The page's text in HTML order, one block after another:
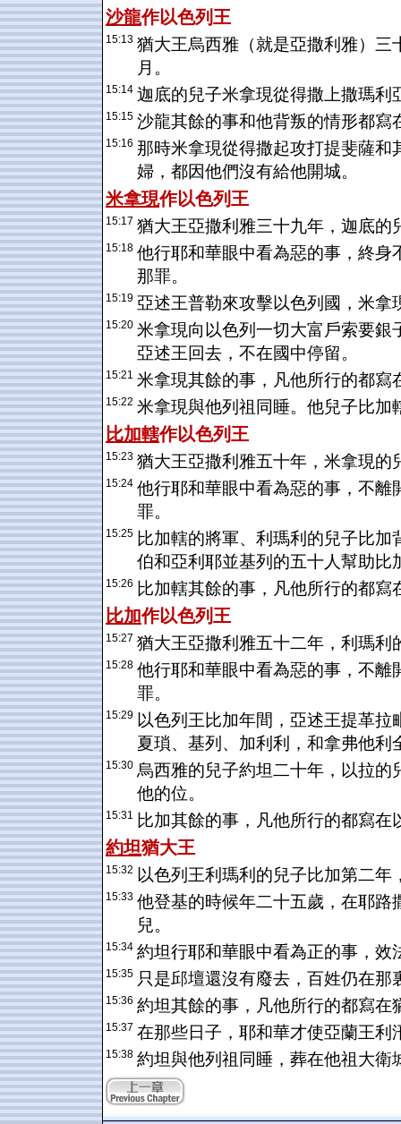
沙龍作以色列 王
15:13 猶大王烏西雅（就是亞撒利雅）
月。
15:14 迦底的兒子米拿現從得撒上撒瑪
15:15 沙龍其餘的事和他背叛的情形都寫
15:16 那時米拿現從得撒起攻打提斐薩
婦，都因他們沒有給他開城。
米拿現作以色列 王
15:17 猶大王亞撒利雅三十九年，迦底
15:18 他行耶和華眼中看為惡的事，終
那罪。
15:19 亞述王普勒來攻擊以色列國，米
15:20 米拿現向以色列一切大富戶索要
亞述王回去，不在國中停留。
15:21 米拿現其餘的事，凡他所行的都寫
15:22 米拿現與他列祖同睡。他兒子比加
比加轄作以色列 王
15:23 猶大王亞撒利雅五十年，米拿現
15:24 他行耶和華眼中看為惡的事，不
罪。
15:25 比加轄的將軍、利瑪利的兒子比
伯和亞利耶並基列的五十人幫助比
15:26 比加轄其餘的事，凡他所行的都寫
比加作以色列 王
15:27 猶大王亞撒利雅五十二年，利瑪
15:28 他行耶和華眼中看為惡的事，不
罪。
15:29 以色列王比加年間，亞述王提革
夏瑣、基列、加利利，和拿弗他
15:30 烏西雅的兒子約坦二十年，以拉
他的位。
15:31 比加其餘的事，凡他所行的都寫在
約坦猶大王
15:32 以色列王利瑪利的兒子比加第二
15:33 他登基的時候年二十五歲，在耶
兒。
15:34 約坦行耶和華眼中看為正的事，效
15:35 只是邱壇還沒有廢去，百姓仍在
15:36 約坦其餘的事，凡他所行的都寫在
15:37 在那些日子，耶和華才使亞蘭王
15:38 約坦與他列祖同睡，葬在他祖大